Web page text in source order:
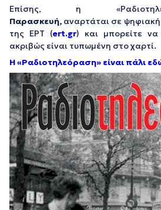
Επίσης, η
Παρασκευή, αναρτάται σε
της ΕΡΤ (ert.gr) και μπορείτε
ακριβώς είναι τυπωμένη στο χαρτί.
Η «Ραδιοτηλεόραση» είναι πάλι